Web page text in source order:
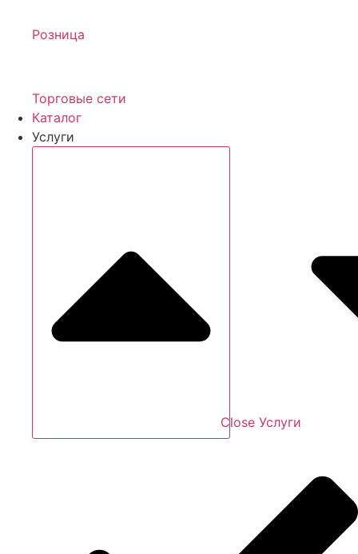
Розница
Торговые сети
Каталог
Услуги
Close Услуги